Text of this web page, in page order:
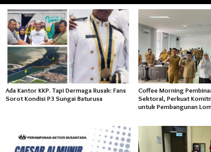
Ada Kantor KKP. Tapi Dermaga Rusak: Fans
Sorot Kondisi P3 Sungai Baturusa
Coffee Morning
Sektoral, Perkuat
untuk Pembangunan